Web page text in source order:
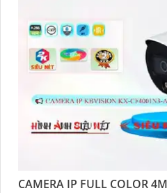
CAMERA IP FULL COLOR